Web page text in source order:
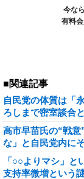
今な
有料
■関連記事
自民党の体質は「
ろしまで密室談合
高市早苗氏の“戦
な」と自民党内に
「○○よりマシ」
支持率微増という